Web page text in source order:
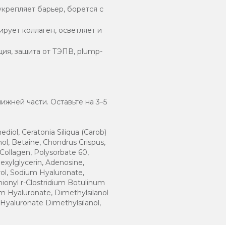
барьер, борется с
коллаген, осветляет и
защита от ТЭПВ, plump-
части. Оставьте на 3–5
Ceratonia Siliqua (Carob)
Betaine, Chondrus Crispus,
Polysorbate 60,
Adenosine,
Sodium Hyaluronate,
r-Clostridium Botulinum
Hyaluronate, Dimethylsilanol
Dimethylsilanol,